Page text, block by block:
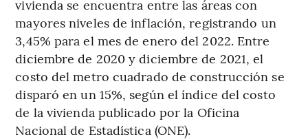
vivienda se encuentra entre las áreas con
mayores niveles de inflación, registrando un
3,45% para el mes de enero del 2022. Entre
diciembre de 2020 y diciembre de 2021, el
costo del metro cuadrado de construcción se
disparó en un 15%, según el índice del costo
de la vivienda publicado por la Oficina
Nacional de Estadística (ONE).